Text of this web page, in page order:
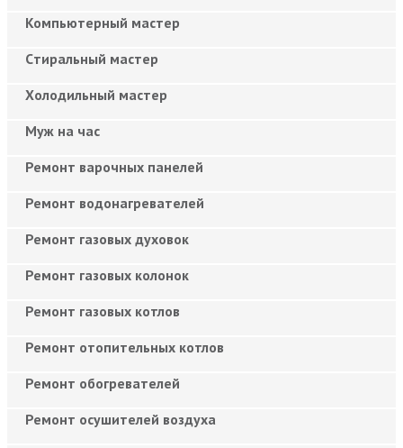
Компьютерный мастер
Cтиральный мастер
Холодильный мастер
Муж на час
Ремонт варочных панелей
Ремонт водонагревателей
Ремонт газовых духовок
Ремонт газовых колонок
Ремонт газовых котлов
Ремонт отопительных котлов
Ремонт обогревателей
Ремонт осушителей воздуха